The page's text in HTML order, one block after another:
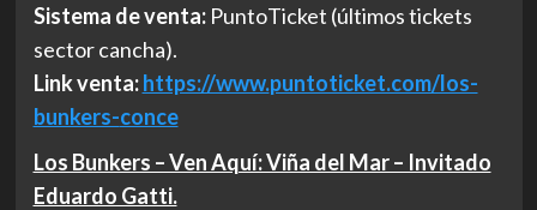
Sistema de venta:PuntoTicket (últimos tickets
sector cancha).
Link venta:https://www.puntoticket.com/los-
bunkers-conce
Los Bunkers – Ven Aquí: Viña del Mar – Invitado
Eduardo Gatti.